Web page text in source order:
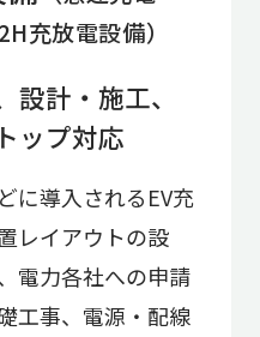
充放電設備）
計・施工、
ップ対応
に導入されるEV充
レイアウトの設
電力各社への申請
工事、電源・配線